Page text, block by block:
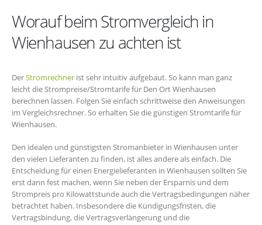
Worauf beim Stromvergleich in
Wienhausen zu achten ist
DerStromrechner ist sehr intuitiv aufgebaut. So kann man ganz
leicht die Strompreise/Stromtarife für Den Ort Wienhausen
berechnen lassen. Folgen Sie einfach schrittweise den Anweisungen
im Vergleichsrechner. So erhalten Sie die günstigen Stromtarife für
Wienhausen.
Den idealen und günstigsten Stromanbieter in Wienhausen unter
den vielen Lieferanten zu finden, ist alles andere als einfach. Die
Entscheidung für einen Energielieferanten in Wienhausen sollten Sie
erst dann fest machen, wenn Sie neben der Ersparnis und dem
Strompreis pro Kilowattstunde auch die Vertragsbedingungen näher
betrachtet haben. Insbesondere die Kündigungsfristen, die
Vertragsbindung, die Vertragsverlängerung und die